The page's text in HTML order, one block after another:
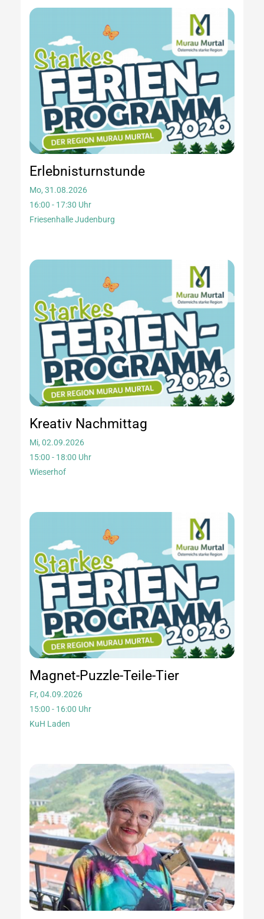
Erlebnisturnstunde
Mo, 31.08.2026
16:00 - 17:30 Uhr
Friesenhalle Judenburg
Kreativ Nachmittag
Mi, 02.09.2026
15:00 - 18:00 Uhr
Wieserhof
Magnet-Puzzle-Teile-Tier
Fr, 04.09.2026
15:00 - 16:00 Uhr
KuH Laden